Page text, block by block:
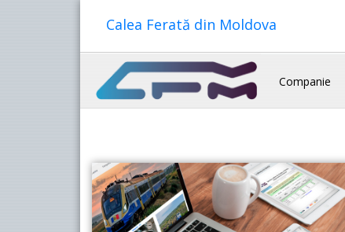
Calea Ferată din Moldova
Companie